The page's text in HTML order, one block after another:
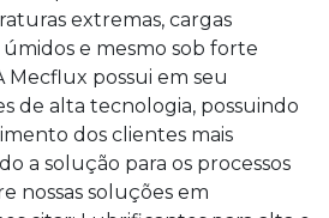
extremas, cargas
e mesmo sob forte
Mecflux possui em seu
de alta tecnologia, possuindo
dos clientes mais
a solução para os processos
nossas soluções em